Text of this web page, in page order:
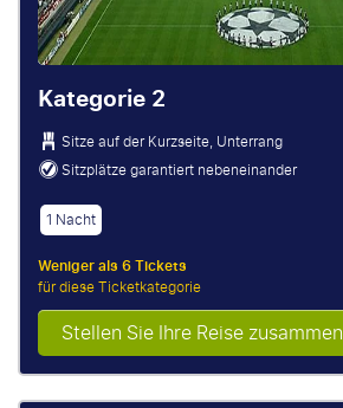
Kategorie 2
Sitze auf der Kurzseite, Unterrang
Sitzplätze garantiert nebeneinander
1 Nacht
Weniger als 6 Tickets
für diese Ticketkategorie
Stellen Sie Ihre Reise zusammen